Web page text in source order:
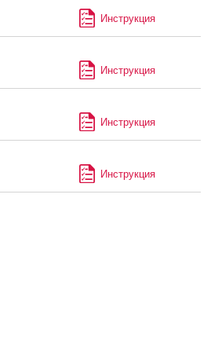
Инструкция
Инструкция
Инструкция
Инструкция